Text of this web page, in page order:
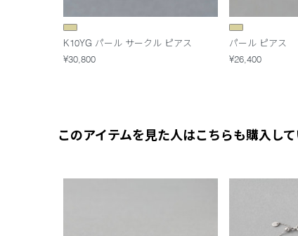
K10YG パール サークル ピアス
¥30,800
パール ピアス
¥26,400
このアイテムを見た人はこちらも購入し